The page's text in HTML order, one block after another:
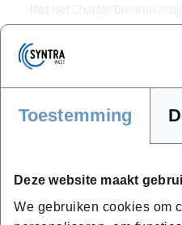
Toestemming
Deze website maakt
We gebruiken cookies om
Met het Charter
binnen alle opleidingen
ingeschreven cursisten.
inschakeling als docent of